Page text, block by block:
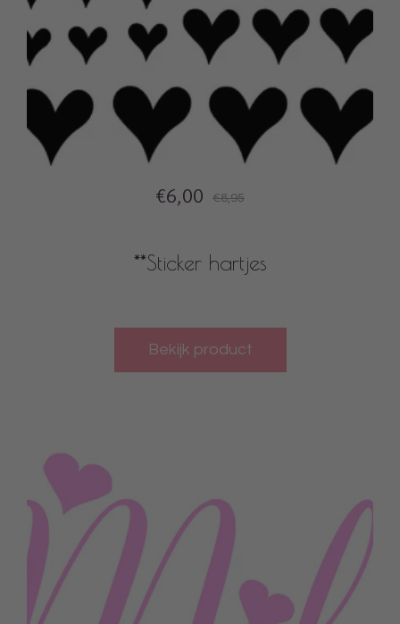
€6,00 €8,95
**Sticker hartjes
Bekijk product